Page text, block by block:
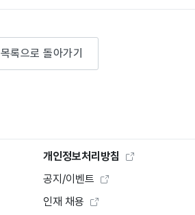
목록으로 돌아가기
개인정보처리방침
공지/이벤트
인재 채용